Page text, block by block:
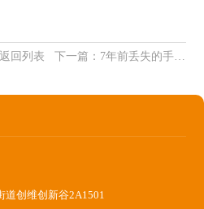
返回列表 下一篇： 7年前丢失的手机悄悄发回定位，合肥机主再次找回手机，当事人：手机里有珍贵的回忆，会收藏这部机器
道创维创新谷2A1501